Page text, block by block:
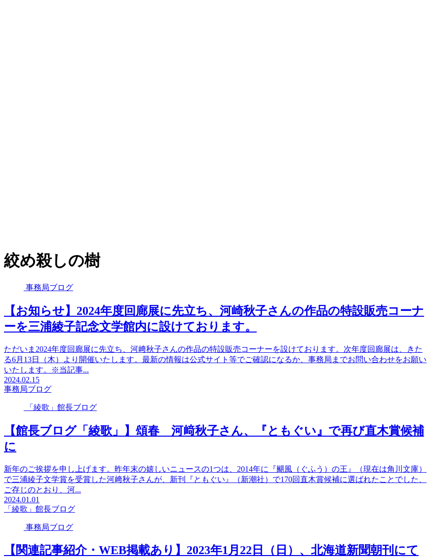
絞め殺しの樹
事務局ブログ
【お知らせ】2024年度回廊展に先立ち、河崎秋子さんの作品の特設販売コーナ
ーを三浦綾子記念文学館内に設けております。
ただいま2024年度回廊展に先立ち、河﨑秋子さんの作品の特設販売コーナーを設けております。次年度回廊展は、きた
る6月13日（木）より開催いたします。最新の情報は公式サイト等でご確認になるか、事務局までお問い合わせをお願い
いたします。※当記事...
2024.02.15
事務局ブログ
「綾歌」館長ブログ
【館長ブログ「綾歌」】頌春 河﨑秋子さん、『ともぐい』で再び直木賞候補
に
新年のご挨拶を申し上げます。昨年末の嬉しいニュースの1つは、2014年に『颶風（ぐふう）の王』（現在は角川文庫）
で三浦綾子文学賞を受賞した河﨑秋子さんが、新刊『ともぐい』（新潮社）で170回直木賞候補に選ばれたことでした、
ご存じのとおり、河...
2024.01.01
「綾歌」館長ブログ
事務局ブログ
【関連記事紹介・WEB掲載あり】2023年1月22日（日）、北海道新聞朝刊にて